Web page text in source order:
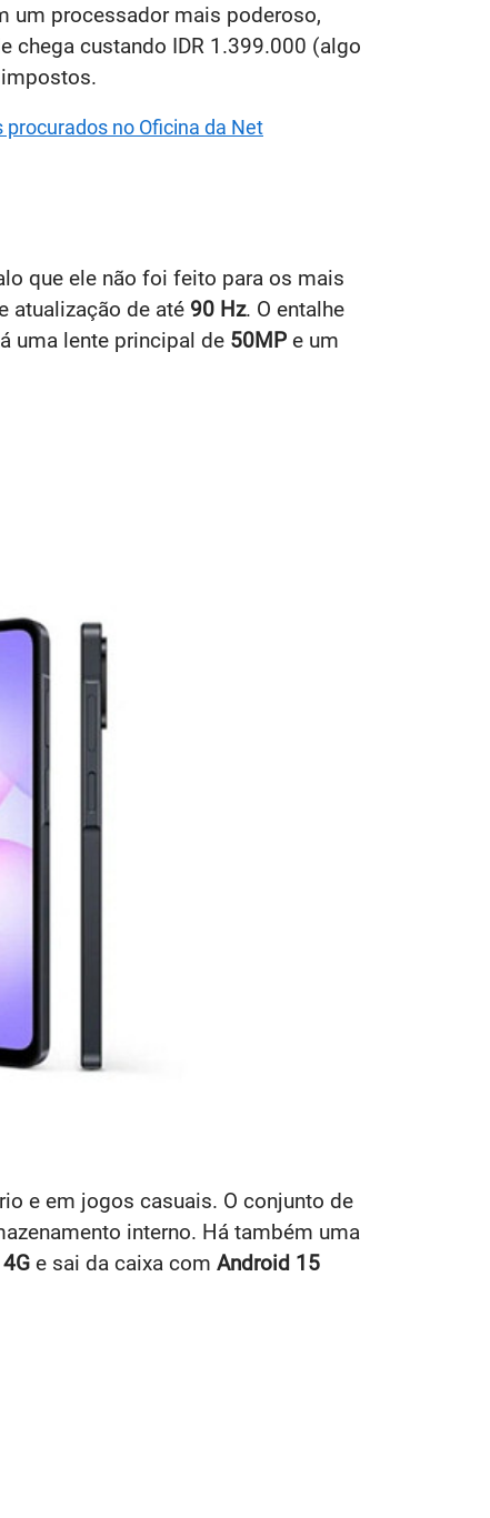
um processador mais poderoso,
chega custando IDR 1.399.000 (algo
no Oficina da Net
que ele não foi feito para os mais
atualização de até 90 Hz. O entalhe
uma lente principal de 50MP e um
e em jogos casuais. O conjunto de
interno. Há também uma
4G e sai da caixa com Android 15